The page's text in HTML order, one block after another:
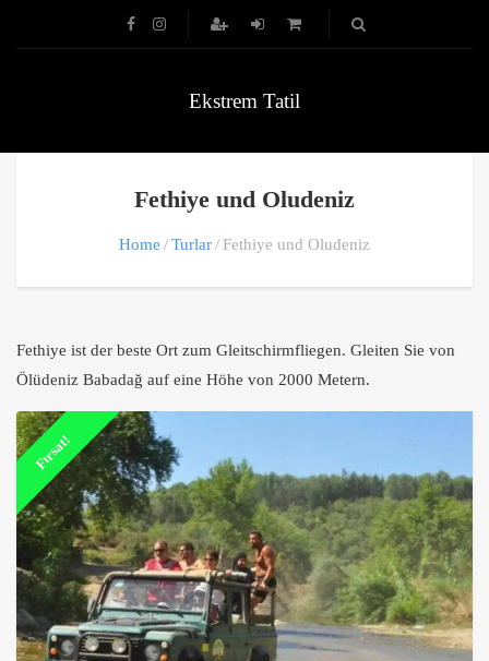
Ekstrem Tatil
Fethiye und Oludeniz
Home Turlar Fethiye und Oludeniz
Fethiye ist der beste Ort zum Gleitschirmfliegen. Gleiten Sie von
Ölüdeniz Babadağ auf eine Höhe von 2000 Metern.
Fırsat!